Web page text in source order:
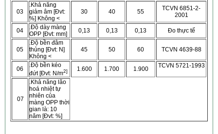
03
.Khả năng
giảm âm [Đvt:
%] Không <
30 40 55 TCVN 6851-2-
2001
04
.Độ dày màng
OPP [Đvt: mm]
0,13 0,13 0,13 Đo thực tế
05
.Độ bền đâm
thủng [Đvt: N]
Không <
45 50 60 TCVN 4639-88
06
.Độ bền kéo
đứt [Đvt: N/m2] 1.600 1.700 1.900 TCVN 5721-1993
07
.Khả năng lão
hoá nhiệt tự
nhiên của
màng OPP thời
gian là: 10
năm [Đvt: %]